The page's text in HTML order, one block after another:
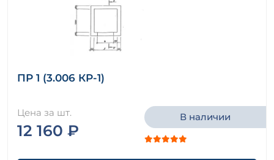
ПР 1 (3.006 КР-1)
Цена за шт.
12 160 ₽
В наличии